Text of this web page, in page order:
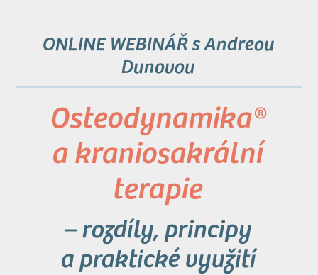
ONLINE WEBINÁŘ s Andreou
Dunovou
Osteodynamika®
a kraniosakrální
terapie
– rozdíly, principy
a praktické využití